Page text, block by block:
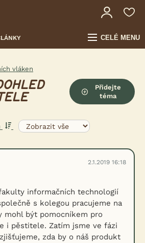
CELÉ MENU
vláken
Přidejte
téma
2.1.2019 16:18
informačních technologií
s kolegou pracujeme na
mohl být pomocníkem pro
i pěstitele. Zatím jsme ve fázi
zda by o náš produkt